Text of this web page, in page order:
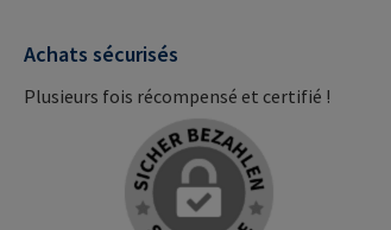
Achats sécurisés
Plusieurs fois récompensé et certifié !